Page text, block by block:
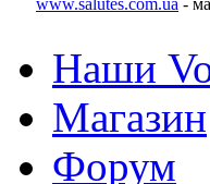
Наши
Магазин
Форум